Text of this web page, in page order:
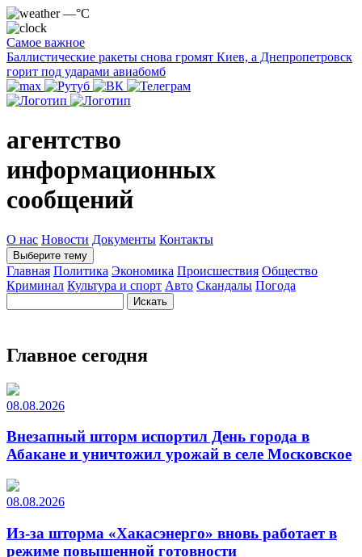
—°C
Самое важное
Баллистические ракеты снова громят Киев, а Днепропетровск
горит под ударами авиабомб
агентство
информационных
сообщений
О нас Новости Документы Контакты
Выберите тему
Главная Политика Экономика Происшествия Общество
Криминал Культура и спорт Авто Скандалы Погода
Главное сегодня
08.08.2026
Внезапный шторм испортил День города в
Абакане и уничтожил урожай в селе Московское
08.08.2026
Из-за шторма «Хакасэнерго» вновь работает в
режиме повышенной готовности